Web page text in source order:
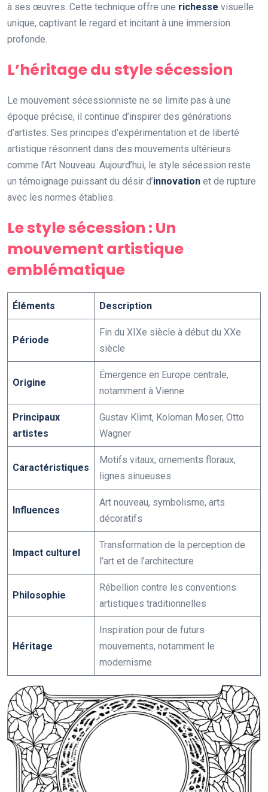
à ses œuvres. Cette technique offre une richesse visuelle
unique, captivant le regard et incitant à une immersion
profonde.
L’héritage du style sécession
Le mouvement sécessionniste ne se limite pas à une
époque précise, il continue d’inspirer des générations
d’artistes. Ses principes d’expérimentation et de liberté
artistique résonnent dans des mouvements ultérieurs
comme l’Art Nouveau. Aujourd’hui, le style sécession reste
un témoignage puissant du désir d’innovation et de rupture
avec les normes établies.
Le style sécession : Un
mouvement artistique
emblématique
Éléments Description
Période
Fin du XIXe siècle à début du XXe
siècle
Origine
Émergence en Europe centrale,
notamment à Vienne
Principaux
artistes
Gustav Klimt, Koloman Moser, Otto
Wagner
Caractéristiques
Motifs vitaux, ornements floraux,
lignes sinueuses
Influences
Art nouveau, symbolisme, arts
décoratifs
Impact culturel
Transformation de la perception de
l’art et de l’architecture
Philosophie
Rébellion contre les conventions
artistiques traditionnelles
Héritage
Inspiration pour de futurs
mouvements, notamment le
modernisme